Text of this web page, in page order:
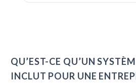
QU’EST-CE QU’UN
INCLUT POUR UNE